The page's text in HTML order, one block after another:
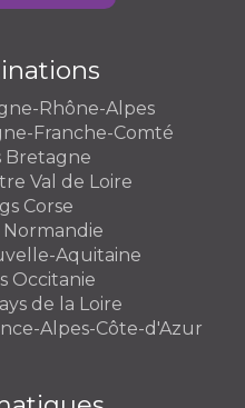
Rhône-Alpes
Franche-Comté
Bretagne
Val de Loire
Corse
Normandie
Aquitaine
Occitanie
de la Loire
Alpes-Côte-d'Azur